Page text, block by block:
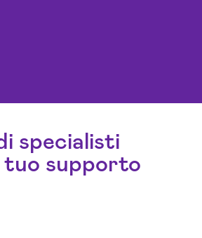
specialisti
tuo supporto